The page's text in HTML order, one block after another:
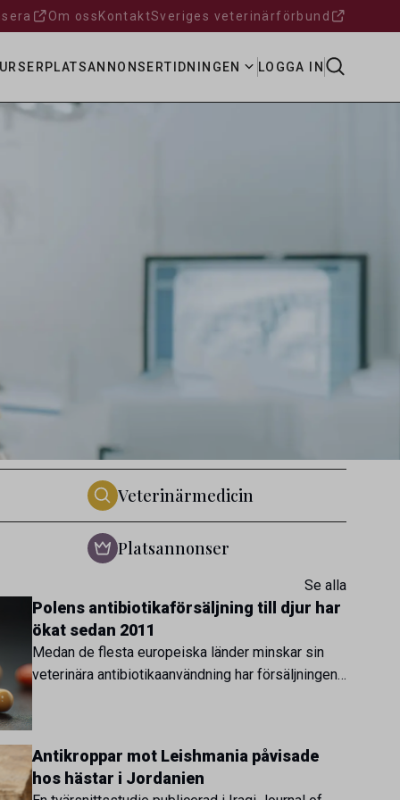
Om oss KontaktSveriges veterinärförbund
PLATSANNONSERTIDNINGEN LOGGA IN
Veterinärmedicin
Platsannonser
Se alla
Polens antibiotikaförsäljning till djur har
ökat sedan 2011
Medan de flesta europeiska länder minskar sin
veterinära antibiotikaanvändning har försäljningen i
fortsatt stor.
Antikroppar mot Leishmania påvisade
hos hästar i Jordanien